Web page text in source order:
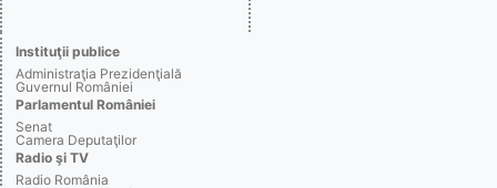
Instituţii publice
Administraţia Prezidenţială
Guvernul României
Parlamentul României
Senat
Camera Deputaţilor
Radio şi TV
Radio România